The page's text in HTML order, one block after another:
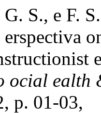
S., e F.
ocial ealth
p. 01-03,